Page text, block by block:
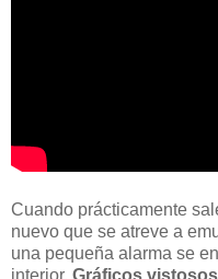
Cuando prácticamente
nuevo que se atreve a
una pequeña alarma se